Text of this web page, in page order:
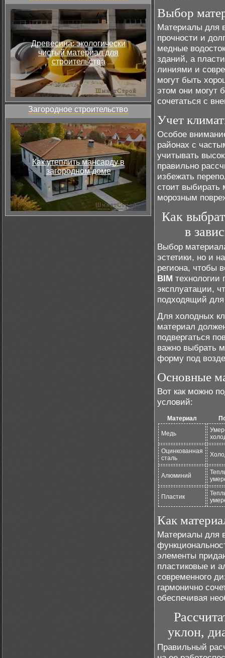
Древесина: экологически
чистый материал для
строительства
Загородное строительство
Как утеплить мансарду в
загородном доме
Выбор
Материалы для
прочности и
медные
зданий, а
линиями и
могут быть
этом они могут
сочетаться с
Учет
Особое
районах с
учитывать
правильно
избежать
стоит выбирать
морозным
Как
в
Выбор
эстетики, но и
региона, чтобы
BIM технологии
эксплуатации,
подходящий
Для холодных
материал
подвергаться
важно выбрать
форму под
Основные
Вот как можно
условий:
Материал
Медь
Оцинкованная
сталь
Алюминий
Пластик
Как
Материалы для
элементы
пластиковые и
современного
гармонично
обеспечивая
уклон,
Правильный